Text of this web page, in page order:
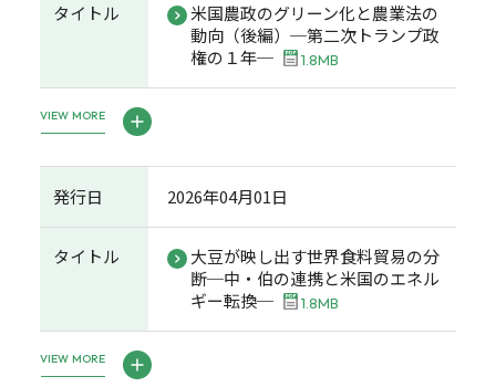
タイトル
米国農政のグリーン化と農業法の
動向（後編）─第二次トランプ政
権の１年─
1.8MB
VIEW MORE
発行日 2026年04月01日
タイトル
大豆が映し出す世界食料貿易の分
断─中・伯の連携と米国のエネル
ギー転換─
1.8MB
VIEW MORE